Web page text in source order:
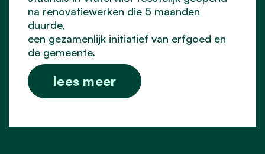
na renovatiewerken die 5 maanden
duurde,
een gezamenlijk initiatief van erfgoed en
de gemeente.
lees meer